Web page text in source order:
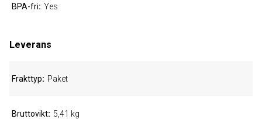
BPA-fri Yes
Leverans
Frakttyp Paket
Bruttovikt 5,41 kg